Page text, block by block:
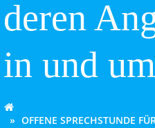
deren
in und
OFFENE SPRECHSTUNDE